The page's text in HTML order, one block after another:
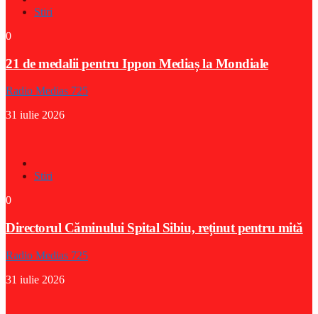
Stiri
0
21 de medalii pentru Ippon Mediaș la Mondiale
Radio Medias 725
31 iulie 2026
Stiri
0
Directorul Căminului Spital Sibiu, reținut pentru mită
Radio Medias 725
31 iulie 2026